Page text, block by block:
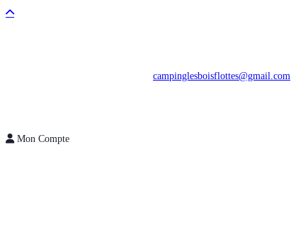
campinglesboisflottes@gmail.com
Mon Compte